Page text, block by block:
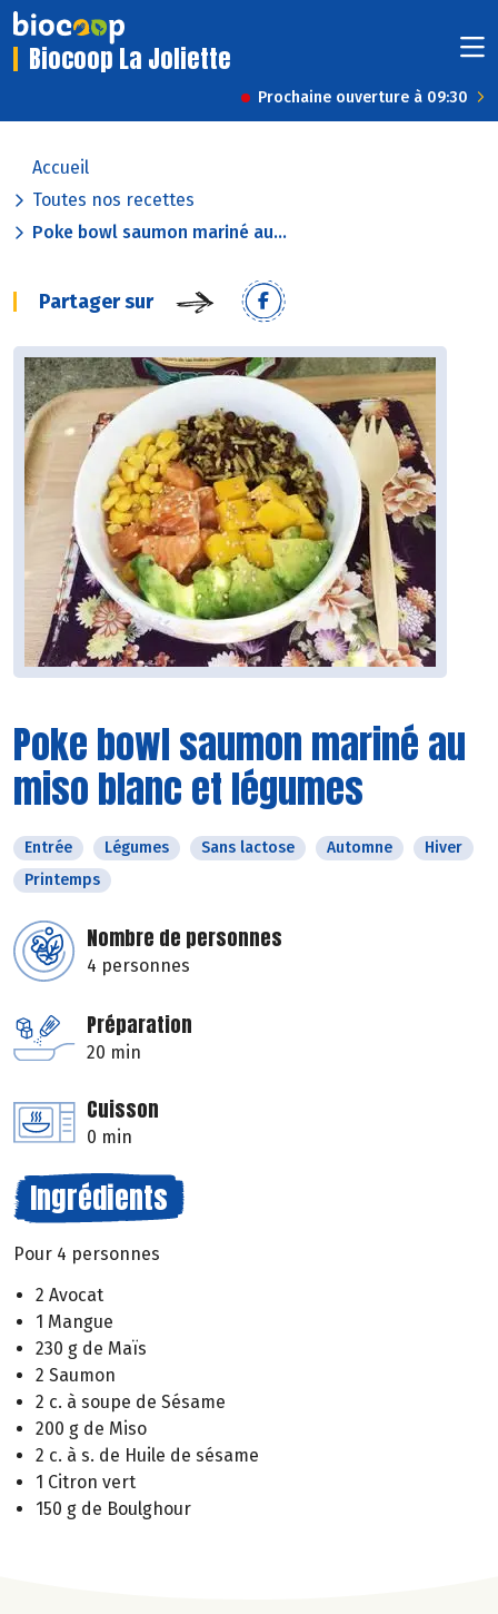
Biocoop La Joliette
Prochaine ouverture à 09:30
Accueil
Toutes nos recettes
Poke bowl saumon mariné au...
Partager sur
Poke bowl saumon mariné au
miso blanc et légumes
Entrée Légumes Sans lactose Automne
Hiver
Printemps
Nombre de personnes
4 personnes
Préparation
20 min
Cuisson
0 min
Ingrédients
Pour 4 personnes
2 Avocat
1 Mangue
230 g de Maïs
2 Saumon
2 c. à soupe de Sésame
200 g de Miso
2 c. à s. de Huile de sésame
1 Citron vert
150 g de Boulghour